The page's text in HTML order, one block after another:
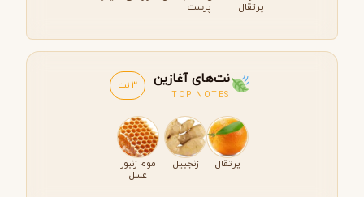
پرتقال
پرست
نت‌های آغازین
TOP NOTES
3 نت
پرتقال زنجبیل
موم زنبور
عسل